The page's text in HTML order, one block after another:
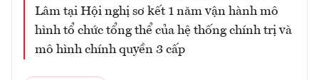
Lâm tại Hội nghị sơ kết 1 năm vận hành mô
hình tổ chức tổng thể của hệ thống chính trị và
mô hình chính quyền 3 cấp